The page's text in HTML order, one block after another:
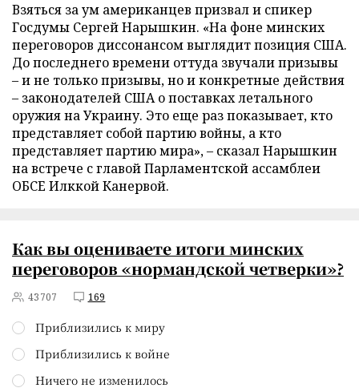
Взяться за ум американцев призвал и спикер
Госдумы Сергей Нарышкин. «На фоне минских
переговоров диссонансом выглядит позиция США.
До последнего времени оттуда звучали призывы
– и не только призывы, но и конкретные действия
– законодателей США о поставках летального
оружия на Украину. Это еще раз показывает, кто
представляет собой партию войны, а кто
представляет партию мира», – сказал Нарышкин
на встрече с главой Парламентской ассамблеи
ОБСЕ Илккой Канервой.
Как вы оцениваете итоги минских
переговоров «нормандской четверки»?
43707 169
Приблизились к миру
Приблизились к войне
Ничего не изменилось